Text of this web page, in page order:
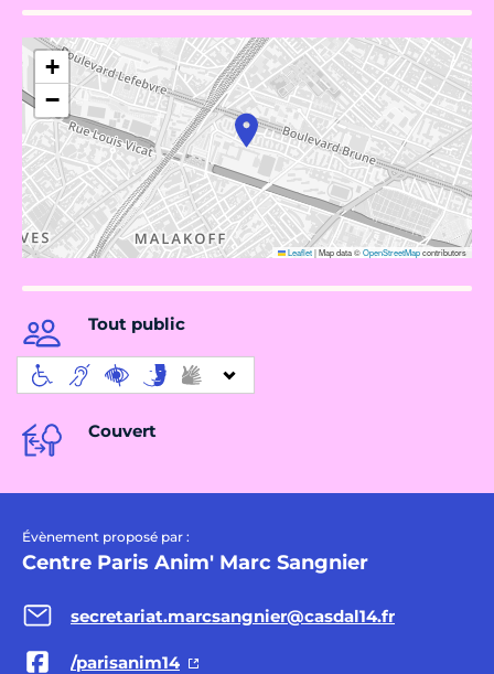
+
−
Leaflet|Map data ©OpenStreetMapcontributors
Tout public
Couvert
Évènement proposé par :
Centre Paris Anim' Marc Sangnier
secretariat.marcsangnier@casdal14.fr
/parisanim14